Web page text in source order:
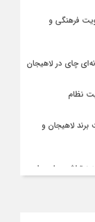
فرهنگی و
چای در لاهیجان
نظام
لاهیجان و
برای چای